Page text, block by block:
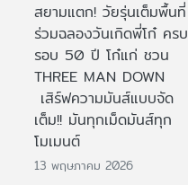
สยามแตก! วัยรุ่นเต็มพื้นที่
ร่วมฉลองวันเกิดพี่โก๋ ครบ
รอบ 50 ปี โก๋แก่ ชวน
THREE MAN DOWN
เสิร์ฟความมันส์แบบจัด
เต็ม!! มันทุกเม็ดมันส์ทุก
โมเมนต์
13 พฤษภาคม 2026